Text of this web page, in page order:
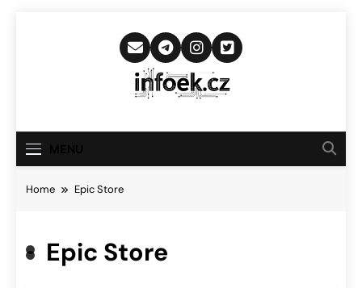
Infoek.cz
Novinkám
Home Epic Store
Epic Store